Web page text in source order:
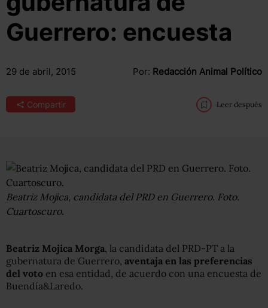
Guerrero: encuesta
29 de abril, 2015 Por: Redacción Animal Político
Compartir Leer después
Beatriz Mojica, candidata del PRD en Guerrero. Foto.
Cuartoscuro.
Beatriz Mojica Morga, la candidata del PRD-PT a la
gubernatura de Guerrero, aventaja en las preferencias
del voto en esa entidad, de acuerdo con una encuesta de
Buendía&Laredo.